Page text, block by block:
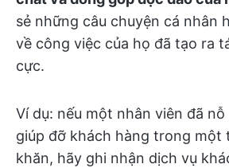
sẻ những câu chuyện cá nhân
về công việc của họ đã tạo ra
cực.
Ví dụ: nếu một nhân viên đã
giúp đỡ khách hàng trong một
khăn, hãy ghi nhận dịch vụ